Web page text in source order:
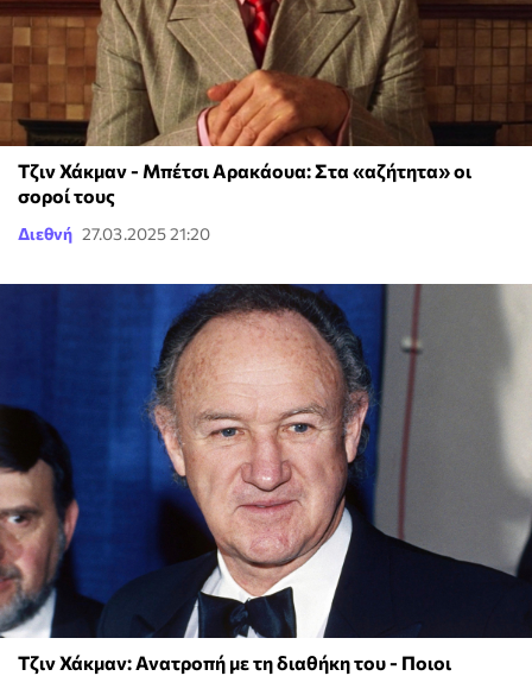
Τζιν Χάκμαν - Μπέτσι Αρακάουα: Στα «αζήτητα» οι
σοροί τους
Διεθνή 27.03.2025 21:20
Τζιν Χάκμαν: Ανατροπή με τη διαθήκη του - Ποιοι